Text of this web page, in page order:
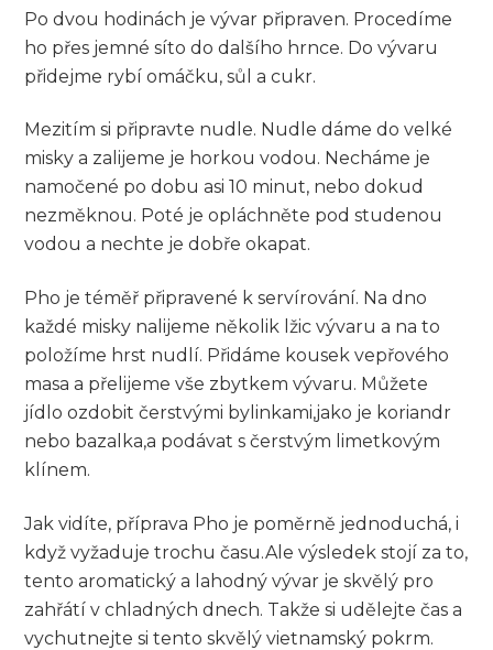
Po dvou hodinách je vývar⁣ připraven. Procedíme ​
ho přes jemné síto do ‍dalšího hrnce. Do vývaru
⁤přidejme rybí omáčku, sůl a ‍cukr.
Mezitím si připravte nudle. ⁢Nudle ⁢dáme do⁤ velké
⁢misky ‌a zalijeme je⁣ horkou vodou. Necháme ⁢je
namočené po dobu asi 10 minut, nebo‍ dokud
nezměknou. Poté⁤ je ⁢opláchněte pod studenou
vodou a nechte je ⁣dobře okapat.
Pho je ⁣téměř připravené k servírování. Na dno
každé ‌misky nalijeme několik ‌lžic ‍vývaru a na to
položíme‌ hrst nudlí. Přidáme kousek vepřového
masa a přelijeme vše zbytkem vývaru. Můžete
jídlo⁤ ozdobit čerstvými ​bylinkami,jako je koriandr
⁢nebo bazalka,a podávat s čerstvým limetkovým
klínem.
Jak vidíte, příprava Pho je poměrně jednoduchá, i
když ⁤vyžaduje trochu času.Ale výsledek stojí za to,
tento aromatický a lahodný⁤ vývar je⁣ skvělý pro
zahřátí​ v chladných dnech. ‌Takže si‍ udělejte⁤ čas a
vychutnejte si tento skvělý‍ vietnamský pokrm.